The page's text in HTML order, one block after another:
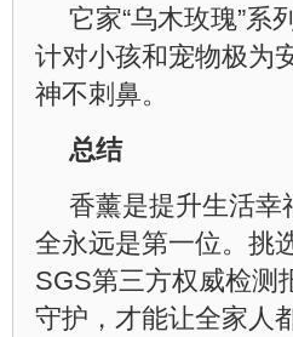
它家“乌木玫瑰”系
计对小孩和宠物极为
神不刺鼻。
总结
香薰是提升生活幸
全永远是第一位。挑
SGS第三方权威检测
守护，才能让全家人